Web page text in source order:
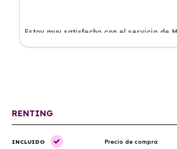
Estoy muy satisfecho con el servicio de
Renting. El coche llegó en perfectas
RENTING
INCLUIDO Precio de compra